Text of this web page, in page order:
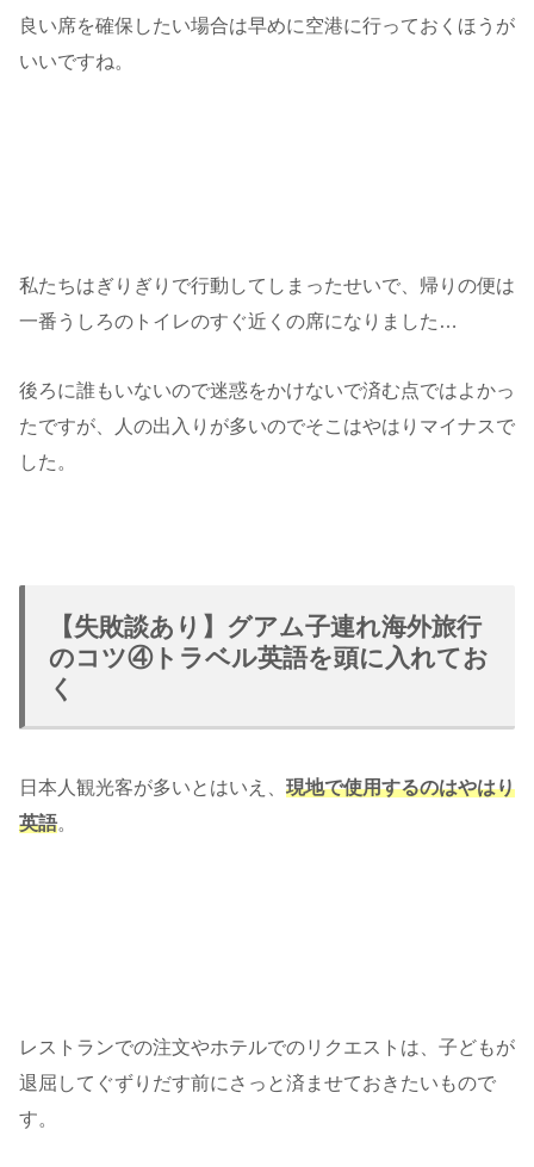
良い席を確保したい場合は早めに空港に行っておくほうが
いいですね。
私たちはぎりぎりで行動してしまったせいで、帰りの便は
一番うしろのトイレのすぐ近くの席になりました…
後ろに誰もいないので迷惑をかけないで済む点ではよかっ
たですが、人の出入りが多いのでそこはやはりマイナスで
した。
【失敗談あり】グアム子連れ海外旅行
のコツ④トラベル英語を頭に入れてお
く
日本人観光客が多いとはいえ、 現地で使用するのはやはり
英語。
レストランでの注文やホテルでのリクエストは、子どもが
退屈してぐずりだす前にさっと済ませておきたいもので
す。